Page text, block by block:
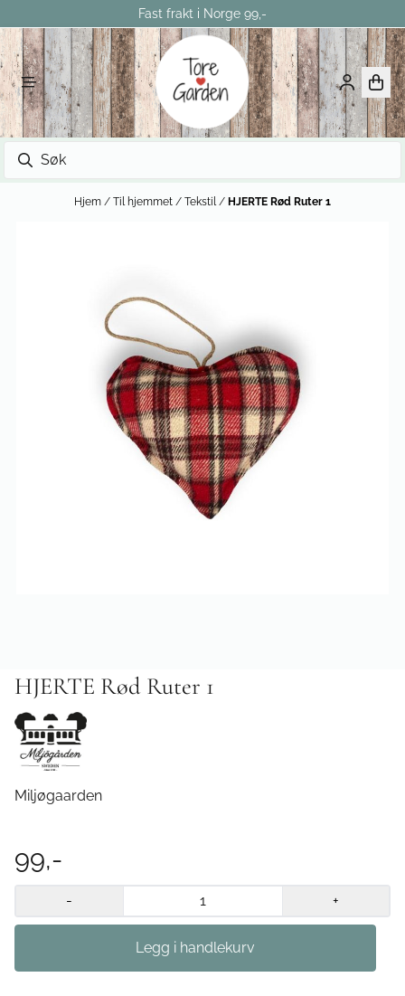
Fast frakt i Norge 99,-
Hjem / Til hjemmet / Tekstil / HJERTE Rød Ruter 1
HJERTE Rød Ruter 1
Miljøgaarden
99,-
- +